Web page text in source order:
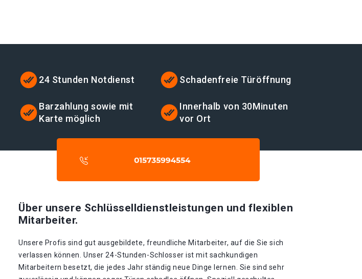
24 Stunden Notdienst Schadenfreie Türöffnung
Barzahlung sowie mit
Karte möglich
Innerhalb von 30Minuten
vor Ort
Über unsere Schlüsselldienstleistungen und flexiblen
Mitarbeiter.
Unsere Profis sind gut ausgebildete, freundliche Mitarbeiter, auf die Sie sich
verlassen können. Unser 24-Stunden-Schlosser ist mit sachkundigen
Mitarbeitern besetzt, die jedes Jahr ständig neue Dinge lernen. Sie sind sehr